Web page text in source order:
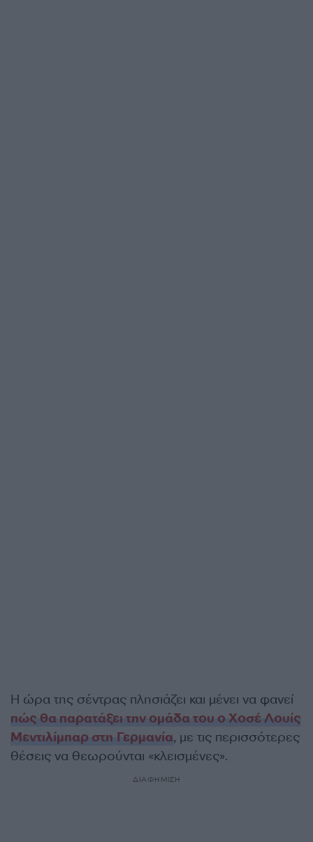
Η ώρα της σέντρας πλησιάζει και μένει να φανεί
πώς θα παρατάξει την ομάδα του ο Χοσέ Λουίς
Μεντιλίμπαρ στη Γερμανία, με τις περισσότερες
θέσεις να θεωρούνται «κλεισμένες».
ΔΙΑΦΗΜΙΣΗ